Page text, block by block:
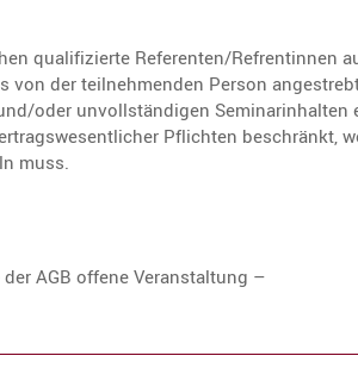
quali­fi­zierte Referenten/Refrentinnen
der teilneh­menden Person
oder unvoll­stän­digen
Pflichten beschränkt,
muss.
der AGB offene Veranstaltung –